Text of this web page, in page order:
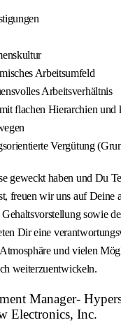
Arbeitsumfeld
Arbeitsverhältnis
flachen Hierarchien und
Vergütung
geweckt haben und Du
freuen wir uns auf Deine
sowie
Dir eine
und vielen
weiterzuentwickeln.
Manager-
Electronics, Inc.